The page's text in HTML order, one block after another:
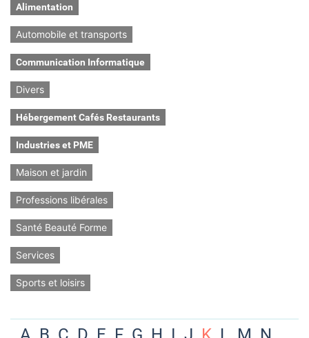
Alimentation
Automobile et transports
Communication Informatique
Divers
Hébergement Cafés Restaurants
Industries et PME
Maison et jardin
Professions libérales
Santé Beauté Forme
Services
Sports et loisirs